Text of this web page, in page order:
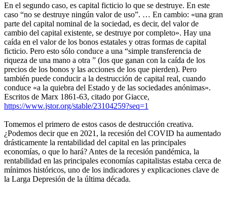
En el segundo caso, es capital ficticio lo que se destruye. En este
caso “no se destruye ningún valor de uso”. … En cambio: «una gran
parte del capital nominal de la sociedad, es decir, del valor de
cambio del capital existente, se destruye por completo». Hay una
caída en el valor de los bonos estatales y otras formas de capital
ficticio. Pero esto sólo conduce a una “simple transferencia de
riqueza de una mano a otra ” (los que ganan con la caída de los
precios de los bonos y las acciones de los que pierden). Pero
también puede conducir a la destrucción de capital real, cuando
conduce «a la quiebra del Estado y de las sociedades anónimas».
Escritos de Marx 1861-63, citado por Giacce,
https://www.jstor.org/stable/23104259?seq=1
Tomemos el primero de estos casos de destrucción creativa.
¿Podemos decir que en 2021, la recesión del COVID ha aumentado
drásticamente la rentabilidad del capital en las principales
economías, o que lo hará? Antes de la recesión pandémica, la
rentabilidad en las principales economías capitalistas estaba cerca de
mínimos históricos, uno de los indicadores y explicaciones clave de
la Larga Depresión de la última década.